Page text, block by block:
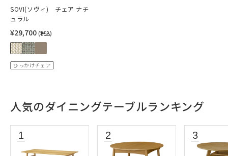
SOVI(ソヴィ) チェア ナチ
ュラル
¥29,700 (税込)
ひっかけチェア
人気のダイニングテーブルランキング